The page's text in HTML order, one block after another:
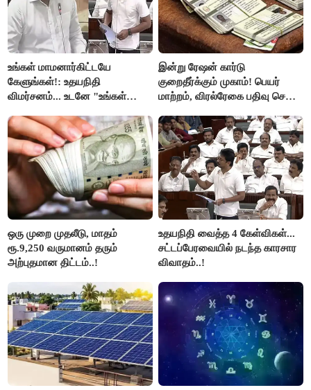
உங்கள் மாமனார்கிட்டயே
கேளுங்கள்!: உதயநிதி
விமர்சனம்... உடனே "உங்கள்
ஆதவ் அர்ஜுனா பதிலடி!
இன்று ரேஷன் கார்டு
குறைதீர்க்கும் முகாம்! பெயர்
மாற்றம், விரல்ரேகை பதிவு செய்ய
ஒரு முறை முதலீடு, மாதம்
ரூ.9,250 வருமானம் தரும்
அற்புதமான திட்டம்..!
உதயநிதி வைத்த 4 கேள்விகள்...
சட்டப்பேரவையில் நடந்த காரசார
விவாதம்..!